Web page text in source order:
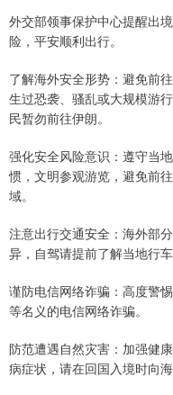
外交部领事保护中心提醒出
险，平安顺利出行。
了解海外安全形势：避免前
生过恐袭、骚乱或大规模游
民暂勿前往伊朗。
强化安全风险意识：遵守当
惯，文明参观游览，避免前
域。
注意出行交通安全：海外部
异，自驾请提前了解当地行
谨防电信网络诈骗：高度警
等名义的电信网络诈骗。
防范遭遇自然灾害：加强健
病症状，请在回国入境时向海